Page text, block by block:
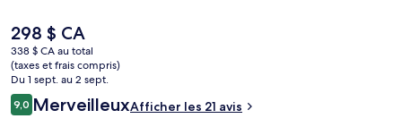
Le
prix
actuel
est
de 298 $ CA
298 $ CA
338 $ CA au total
(taxes et frais compris)
Du 1 sept. au 2 sept.
Avis
9,09,0 sur 10 –
MerveilleuxAfficher les 21 avis